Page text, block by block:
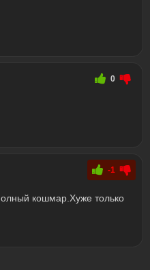
0
-1
кошмар.Хуже только